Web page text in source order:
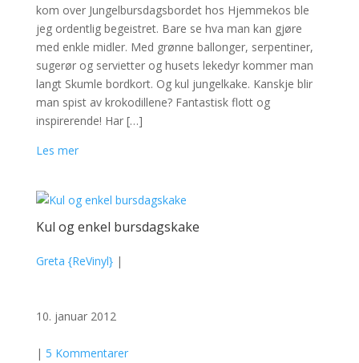
kom over Jungelbursdagsbordet hos Hjemmekos ble
jeg ordentlig begeistret. Bare se hva man kan gjøre
med enkle midler. Med grønne ballonger, serpentiner,
sugerør og servietter og husets lekedyr kommer man
langt Skumle bordkort. Og kul jungelkake. Kanskje blir
man spist av krokodillene? Fantastisk flott og
inspirerende! Har […]
Les mer
Kul og enkel bursdagskake
Greta {ReVinyl}|
10. januar 2012
| 5 Kommentarer